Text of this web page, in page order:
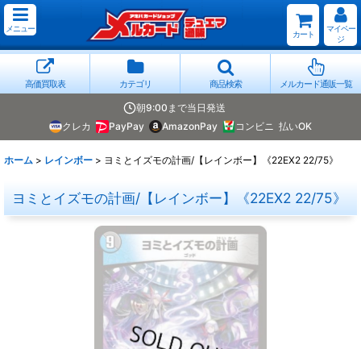
メニュー
カート
マイペー
ジ
高価買取表 カテゴリ 商品検索 メルカード通販一覧
朝9:00まで当日発送
クレカ
PayPay AmazonPay コンビニ 払いOK
ホーム > レインボー > ヨミとイズモの計画/【レインボー】《22EX2 22/75》
ヨミとイズモの計画/【レインボー】《22EX2 22/75》